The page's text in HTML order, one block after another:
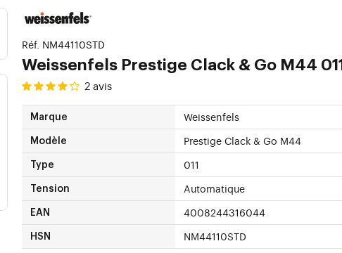
Réf. NM44110STD
Weissenfels Prestige Clack & Go M44 011
2avis
Marque Weissenfels
Modèle Prestige Clack & Go M44
Type 011
Tension Automatique
EAN 4008244316044
HSN NM44110STD